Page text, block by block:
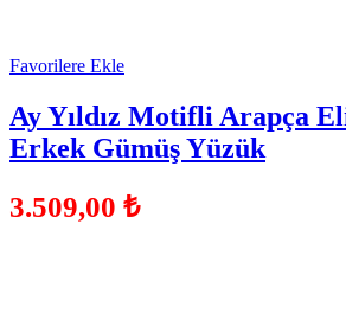
Favorilere Ekle
Ay Yıldız Motifli Arapça
Erkek Gümüş Yüzük
3.509,00 ₺